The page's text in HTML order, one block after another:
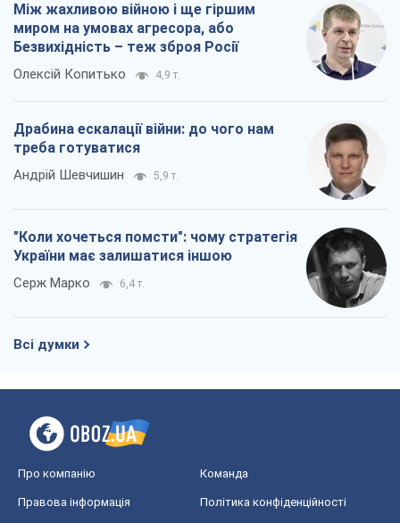
Між жахливою війною і ще гіршим
миром на умовах агресора, або
Безвихідність – теж зброя Росії
Олексій Копитько 4,9 т.
Драбина ескалації війни: до чого нам
треба готуватися
Андрій Шевчишин 5,9 т.
"Коли хочеться помсти": чому стратегія
України має залишатися іншою
Серж Марко 6,4 т.
Всі думки
Про компанію Команда
Правова інформація Політика конфіденційності